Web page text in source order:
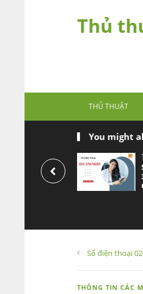
Thủ
THỦ THUẬT
You might
Số điện thoại
THÔNG TIN CÁC